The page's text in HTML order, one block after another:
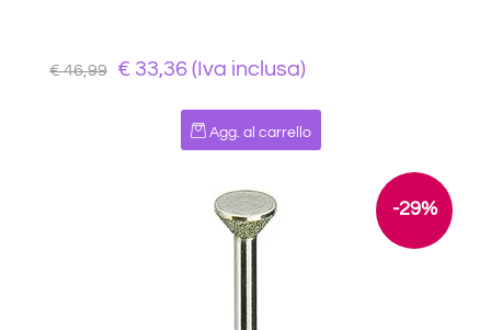
€ 46,99 € 33,36 (Iva inclusa)
Quantità
Agg. al carrello
-29%